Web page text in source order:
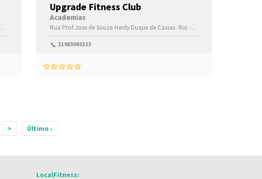
Upgrade Fitness Club
Academias
Rua Prof Jose de Souza Herdy Duque de Caxias- Rio de Janeiro(RJ)
21983045513
> Último ›
LocalFitness: